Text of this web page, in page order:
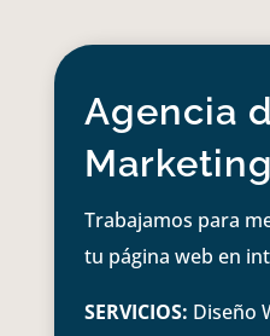
Agencia
Trabajamos para
tu página web en
SERVICIOS: Diseño